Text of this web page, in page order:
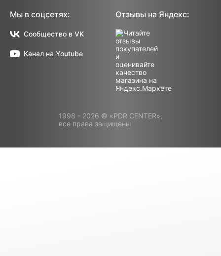
Мы в соцсетях:
Сообщество в VK
Канал на Youtube
Отзывы на Яндекс:
1998 - 2026 © «PDR CENTER»,
все права защищены